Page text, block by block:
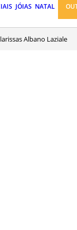
JÓIAS NATAL
Albano Laziale